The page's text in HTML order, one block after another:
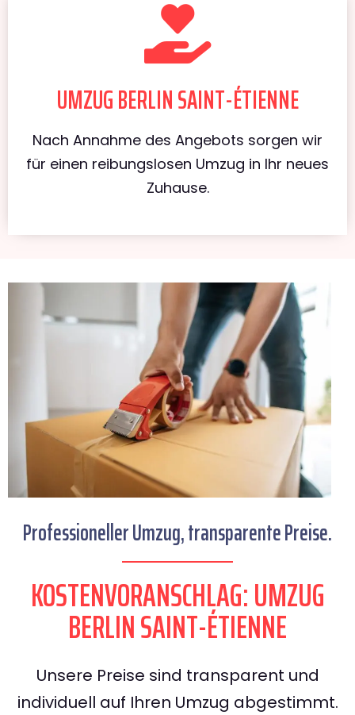
UMZUG BERLIN SAINT-ÉTIENNE
Nach Annahme des Angebots sorgen wir
für einen reibungslosen Umzug in Ihr neues
Zuhause.
Professioneller Umzug, transparente Preise.
KOSTENVORANSCHLAG: UMZUG
BERLIN SAINT-ÉTIENNE
Unsere Preise sind transparent und
individuell auf Ihren Umzug abgestimmt.